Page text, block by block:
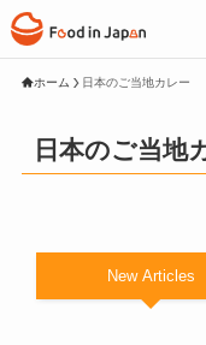
ホーム 日本のご当地カレー
日本のご当地
New Articles